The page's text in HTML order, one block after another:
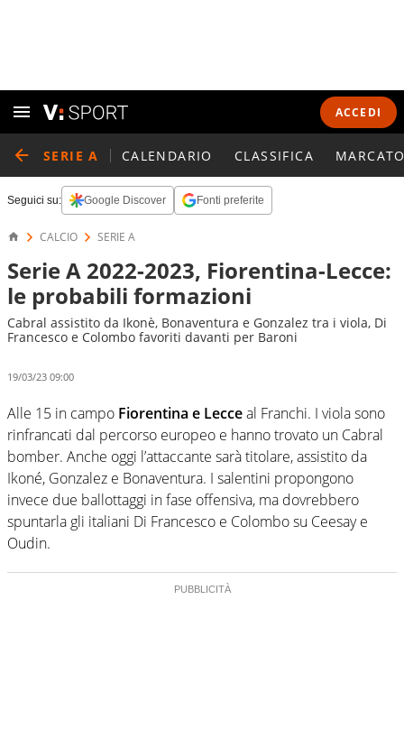
ACCEDI
SERIE A CALENDARIO CLASSIFICA
Seguici su: Google Discover Fonti preferite
CALCIO SERIE A
Serie A 2022-2023, Fiorentina-Lecce:
le probabili formazioni
Cabral assistito da Ikonè, Bonaventura e Gonzalez tra i viola, Di
Francesco e Colombo favoriti davanti per Baroni
19/03/23 09:00
Alle 15 in campo Fiorentina e Lecceal Franchi. I viola sono
rinfrancati dal percorso europeo e hanno trovato un Cabral
bomber. Anche oggi l’attaccante sarà titolare, assistito da
Ikoné, Gonzalez e Bonaventura. I salentini propongono
invece due ballottaggi in fase offensiva, ma dovrebbero
spuntarla gli italiani Di Francesco e Colombo su Ceesay e
Oudin.